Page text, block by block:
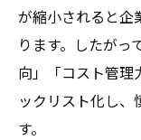
が縮小されると企
ります。したがっ
向」「コスト管理
ックリスト化し
す。